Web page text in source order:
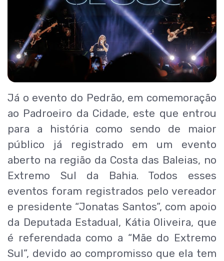
Já o evento do Pedrão, em comemoração
ao Padroeiro da Cidade, este que entrou
para a história como sendo de maior
público já registrado em um evento
aberto na região da Costa das Baleias, no
Extremo Sul da Bahia. Todos esses
eventos foram registrados pelo vereador
e presidente “Jonatas Santos”, com apoio
da Deputada Estadual, Kátia Oliveira, que
é referendada como a “Mãe do Extremo
Sul”, devido ao compromisso que ela tem